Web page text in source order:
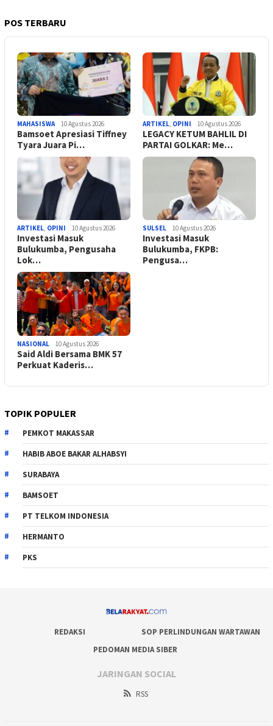
POS TERBARU
MAHASISWA 10 Agustus 2026
Bamsoet Apresiasi Tiffney
Tyara Juara Pi…
ARTIKEL, OPINI 10 Agustus 2026
LEGACY KETUM BAHLIL DI
PARTAI GOLKAR: Me…
ARTIKEL, OPINI 10 Agustus 2026
Investasi Masuk
Bulukumba, Pengusaha
Lok…
SULSEL 10 Agustus 2026
Investasi Masuk
Bulukumba, FKPB:
Pengusa…
NASIONAL 10 Agustus 2026
Said Aldi Bersama BMK 57
Perkuat Kaderis…
TOPIK POPULER
PEMKOT MAKASSAR
HABIB ABOE BAKAR ALHABSYI
SURABAYA
BAMSOET
PT TELKOM INDONESIA
HERMANTO
PKS
REDAKSI
SOP PERLINDUNGAN WARTAWAN
PEDOMAN MEDIA SIBER
JARINGAN SOCIAL
RSS